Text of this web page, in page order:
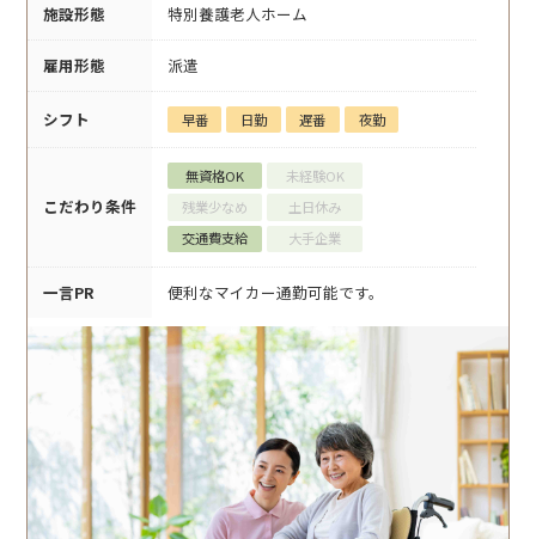
施設形態 特別養護老人ホーム
雇用形態 派遣
シフト 早番 日勤 遅番 夜勤
こだわり条件
無資格OK
未経験OK
残業少なめ
土日休み
交通費支給
大手企業
一言PR 便利なマイカー通勤可能です。